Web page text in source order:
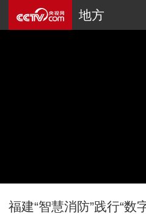
地方
福建“智慧消防”践行“数